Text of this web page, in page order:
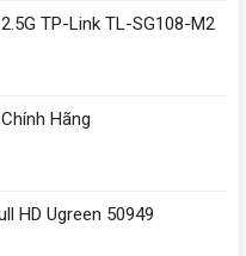
TP-Link TL-SG108-M2
Hãng
HD Ugreen 50949